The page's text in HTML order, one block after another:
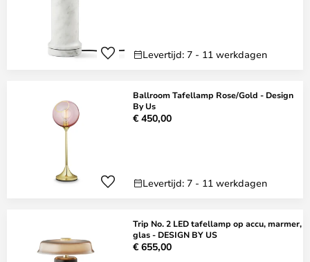
Levertijd: 7 - 11 werkdagen
Ballroom Tafellamp Rose/Gold - Design
By Us
€ 450,00
Levertijd: 7 - 11 werkdagen
Trip No. 2 LED tafellamp op accu, marmer,
glas - DESIGN BY US
€ 655,00